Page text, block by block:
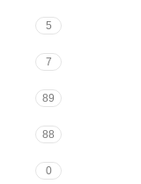
5
7
89
88
0